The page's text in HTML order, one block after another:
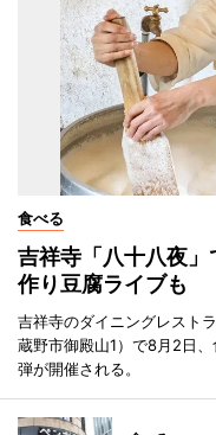
食べる
吉祥寺「八十八夜
作り豆腐ライブも
吉祥寺のダイニングレスト
蔵野市御殿山1）で8月2日
弾が開催される。